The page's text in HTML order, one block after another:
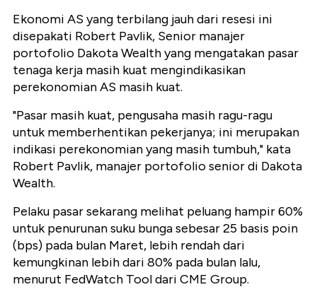
Ekonomi AS yang terbilang jauh dari resesi ini
disepakati Robert Pavlik, Senior manajer
portofolio Dakota Wealth yang mengatakan pasar
tenaga kerja masih kuat mengindikasikan
perekonomian AS masih kuat.
"Pasar masih kuat, pengusaha masih ragu-ragu
untuk memberhentikan pekerjanya; ini merupakan
indikasi perekonomian yang masih tumbuh," kata
Robert Pavlik, manajer portofolio senior di Dakota
Wealth.
Pelaku pasar sekarang melihat peluang hampir 60%
untuk penurunan suku bunga sebesar 25 basis poin
(bps) pada bulan Maret, lebih rendah dari
kemungkinan lebih dari 80% pada bulan lalu,
menurut FedWatch Tool dari CME Group.